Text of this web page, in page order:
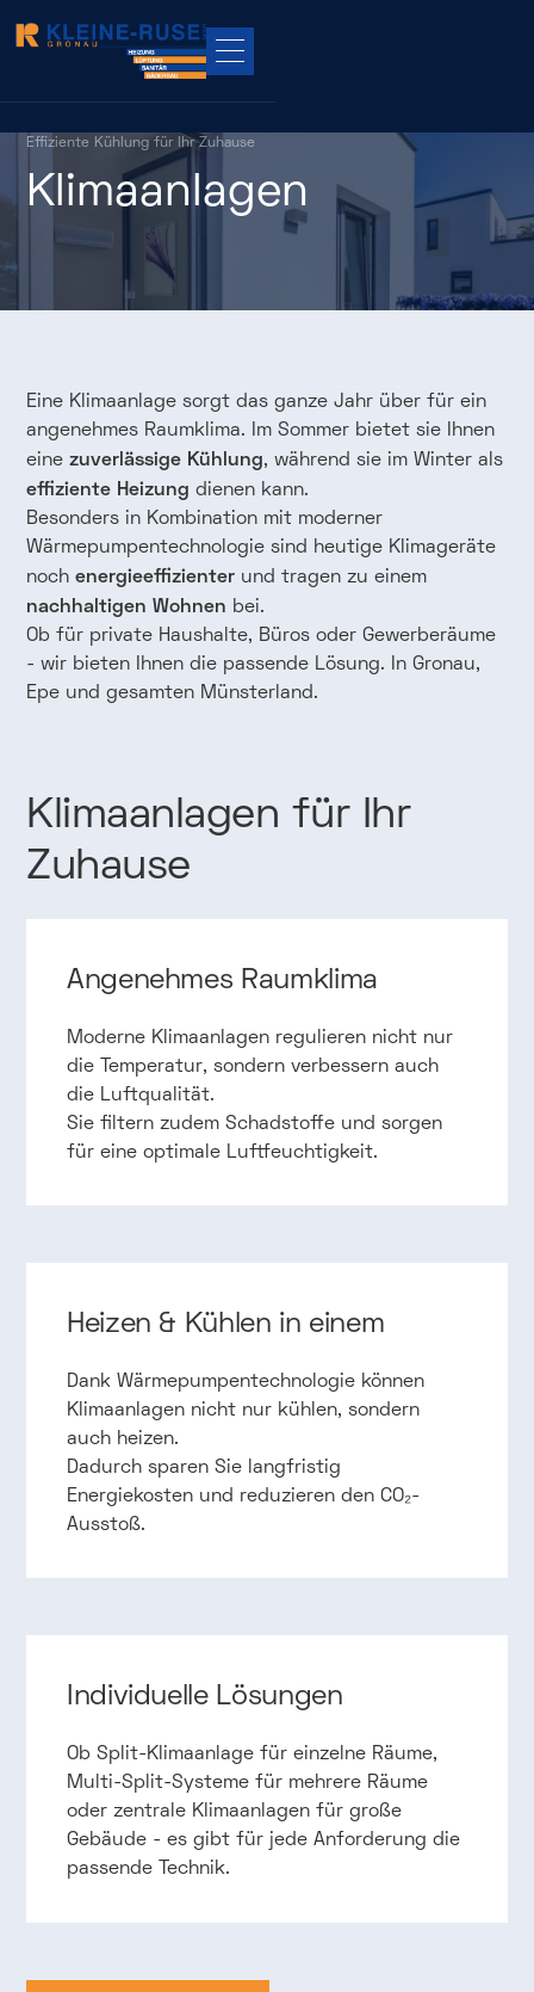
Effiziente Kühlung für Ihr Zuhause
Klimaanlagen
Eine Klimaanlage sorgt das ganze Jahr über für ein
angenehmes Raumklima. Im Sommer bietet sie Ihnen
einezuverlässige Kühlung, während sie im Winter als
effiziente Heizung dienen kann.
Besonders in Kombination mit moderner
Wärmepumpentechnologie sind heutige Klimageräte
nochenergieeffizienter und tragen zu einem
nachhaltigen Wohnen bei.
Ob für private Haushalte, Büros oder Gewerberäume
- wir bieten Ihnen die passende Lösung. In Gronau,
Epe und gesamten Münsterland.
Klimaanlagen für Ihr
Zuhause
Angenehmes Raumklima
Moderne Klimaanlagen regulieren nicht nur
die Temperatur, sondern verbessern auch
die Luftqualität.
Sie filtern zudem Schadstoffe und sorgen
für eine optimale Luftfeuchtigkeit.
Heizen & Kühlen in einem
Dank Wärmepumpentechnologie können
Klimaanlagen nicht nur kühlen, sondern
auch heizen.
Dadurch sparen Sie langfristig
Energiekosten und reduzieren den CO₂-
Ausstoß.
Individuelle Lösungen
Ob Split-Klimaanlage für einzelne Räume,
Multi-Split-Systeme für mehrere Räume
oder zentrale Klimaanlagen für große
Gebäude - es gibt für jede Anforderung die
passende Technik.